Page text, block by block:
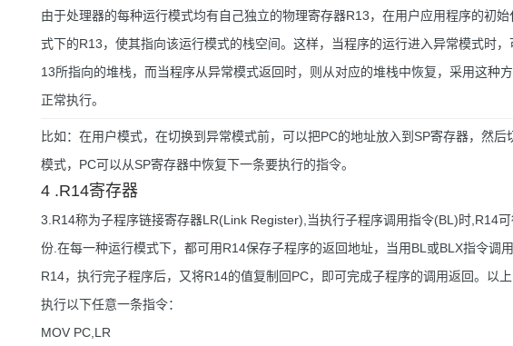
由于处理器的每种运行模式均有自己独立的物理寄存器R13，在用户应用程序的初
式下的R13，使其指向该运行模式的栈空间。这样，当程序的运行进入异常模式时
13所指向的堆栈，而当程序从异常模式返回时，则从对应的堆栈中恢复，采用这种
正常执行。
比如：在用户模式，在切换到异常模式前，可以把PC的地址放入到SP寄存器，然
模式，PC可以从SP寄存器中恢复下一条要执行的指令。
4 .R14寄存器
3.R14称为子程序链接寄存器LR(Link Register),当执行子程序调用指令(BL)时,R14
份.在每一种运行模式下，都可用R14保存子程序的返回地址，当用BL或BLX指令调
R14，执行完子程序后，又将R14的值复制回PC，即可完成子程序的调用返回。以上
执行以下任意一条指令：
MOV PC,LR